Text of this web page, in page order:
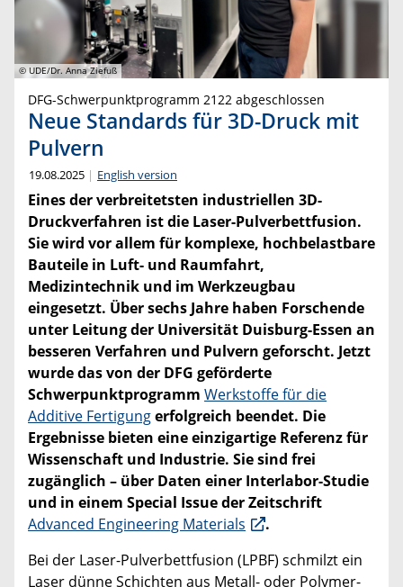
© UDE/Dr. Anna Ziefuß
DFG-Schwerpunktprogramm 2122 abgeschlossen
Neue Standards für 3D-Druck mit
Pulvern
19.08.2025 English version
Eines der verbreitetsten industriellen 3D-
Druckverfahren ist die Laser-Pulverbettfusion.
Siewird vor allem für komplexe, hochbelastbare
Bauteile in Luft- und Raumfahrt,
Medizintechnik und im Werkzeugbau
eingesetzt. Über sechs Jahre haben Forschende
unter Leitung der Universität Duisburg-Essen an
besseren Verfahren und Pulvern geforscht. Jetzt
wurde das von der DFG geförderte
Schwerpunktprogramm Werkstoffe für die
Additive Fertigungerfolgreich beendet. Die
Ergebnisse bieten eine einzigartige Referenz für
Wissenschaft und Industrie. Sie sind frei
zugänglich – über Daten einer Interlabor-Studie
und in einem Special Issue der Zeitschrift
Advanced Engineering Materials
.
Bei der Laser-Pulverbettfusion (LPBF) schmilzt ein
Laser dünne Schichten aus Metall- oder Polymer-